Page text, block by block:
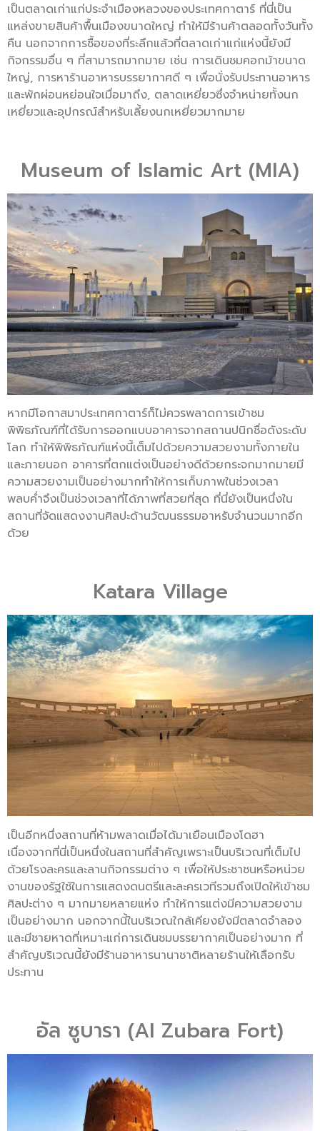
เป็นตลาดเก่าแก่ประจำเมืองหลวงของประเทศกาตาร์ ที่นี่เป็น
แหล่งขายสินค้าพื้นเมืองขนาดใหญ่ ทำให้มีร้านค้าตลอดทั้งวันทั้ง
คืน นอกจากการซื้อของที่ระลึกแล้วที่ตลาดเก่าแก่แห่งนี้ยังมี
กิจกรรมอื่น ๆ ที่สามารถมากมาย เช่น การเดินชมคอกม้าขนาด
ใหญ่, การหาร้านอาหารบรรยากาศดี ๆ เพื่อนั่งรับประทานอาหาร
และพักผ่อนหย่อนใจเมื่อมาถึง, ตลาดเหยี่ยวซึ่งจำหน่ายทั้งนก
เหยี่ยวและอุปกรณ์สำหรับเลี้ยงนกเหยี่ยวมากมาย
Museum of Islamic Art (MIA)
หากมีโอกาสมาประเทศกาตาร์ก็ไม่ควรพลาดการเข้าชม
พิพิธภัณฑ์ที่ได้รับการออกแบบอาคารจากสถานปนิกชื่อดังระดับ
โลก ทำให้พิพิธภัณฑ์แห่งนี้เต็มไปด้วยความสวยงามทั้งภายใน
และภายนอก อาคารที่ตกแต่งเป็นอย่างดีด้วยกระจกมากมายมี
ความสวยงามเป็นอย่างมากทำให้การเก็บภาพในช่วงเวลา
พลบค่ำจึงเป็นช่วงเวลาที่ได้ภาพที่สวยที่สุด ที่นี่ยังเป็นหนึ่งใน
สถานที่จัดแสดงงานศิลปะด้านวัฒนธรรมอาหรับจำนวนมากอีก
ด้วย
Katara Village
เป็นอีกหนึ่งสถานที่ห้ามพลาดเมื่อได้มาเยือนเมืองโดฮา
เนื่องจากที่นี่เป็นหนึ่งในสถานที่สำคัญเพราะเป็นบริเวณที่เต็มไป
ด้วยโรงละครและลานกิจกรรมต่าง ๆ เพื่อให้ประชาชนหรือหน่วย
งานของรัฐใช้ในการแสดงดนตรีและละครเวทีรวมถึงเปิดให้เข้าชม
ศิลปะต่าง ๆ มากมายหลายแห่ง ทำให้การแต่งมีความสวยงาม
เป็นอย่างมาก นอกจากนี้ในบริเวณใกล้เคียงยังมีตลาดจำลอง
และมีชายหาดที่เหมาะแก่การเดินชมบรรยากาศเป็นอย่างมาก ที่
สำคัญบริเวณนี้ยังมีร้านอาหารนานาชาติหลายร้านให้เลือกรับ
ประทาน
อัล ซูบารา (Al Zubara Fort)